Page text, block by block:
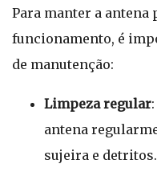
Para manter a
funcionamento, é
de manutenção:
Limpeza regular
antena
sujeira e detritos.